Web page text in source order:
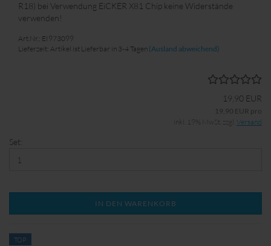
R18) bei Verwendung EiCKER X81 Chip keine Widerstände
verwenden!
Art.Nr.: EI973099
Lieferzeit: Artikel ist Lieferbar in 3-4 Tagen (Ausland abweichend)
19,90 EUR
19,90 EUR pro
inkl. 19% MwSt. zzgl. Versand
Set:
IN DEN WARENKORB
TOP